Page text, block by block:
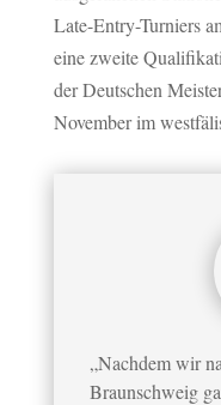
Late-Entry-Turniers
eine zweite
der Deutschen
November im
„Nachdem wir
Braunschweig